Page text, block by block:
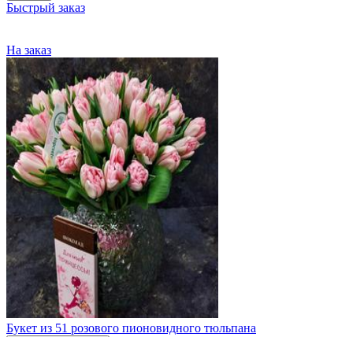
Быстрый заказ
На заказ
Букет из 51 розового пионовидного тюльпана